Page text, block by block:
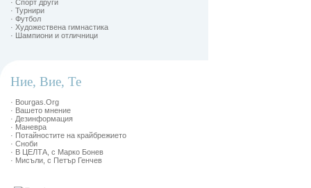
· Спорт други
· Турнири
· Футбол
· Художествена гимнастика
· Шампиони и отличници
Ние, Вие, Те
· Bourgas.Org
· Вашето мнение
· Дезинформация
· Маневра
· Потайностите на крайбрежието
· Сноби
· В ЦЕЛТА, с Марко Бонев
· Мисъли, с Петър Генчев